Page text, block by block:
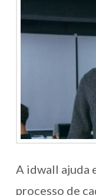
A idwall ajuda
processo de